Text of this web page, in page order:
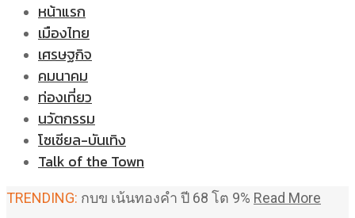
หน้าแรก
เมืองไทย
เศรษฐกิจ
คมนาคม
ท่องเที่ยว
นวัตกรรม
โซเชียล-บันเทิง
Talk of the Town
TRENDING: กบข เน้นทองคำ ปี 68 โต 9% Read More